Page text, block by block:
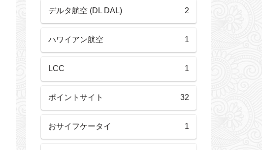
デルタ航空 (DL DAL) 2
ハワイアン航空 1
LCC 1
ポイントサイト 32
おサイフケータイ 1